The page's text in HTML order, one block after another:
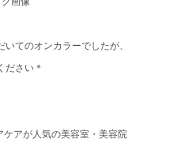
てのオンカラーでしたが、
ださい＊
ケアが人気の美容室・美容院